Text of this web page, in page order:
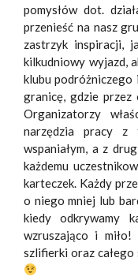
pomysłów dot.
przenieść na nasz
zastrzyk inspiracji,
kilkudniowy wyjazd,
klubu podróżniczego
granicę, gdzie przez
Organizatorzy
narzędzia pracy z
wspaniałym, a z
każdemu
karteczek. Każdy
o niego mniej lub
kiedy odkrywamy
wzruszająco i miło!
szlifierki oraz